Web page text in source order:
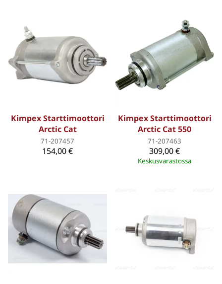
Kimpex Starttimoottori
Arctic Cat
71-207457
154,00 €
Kimpex Starttimoottori
Arctic Cat 550
71-207463
309,00 €
Keskusvarastossa